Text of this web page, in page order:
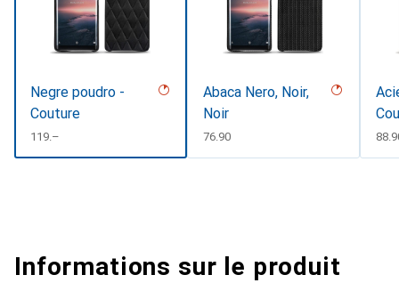
Negre poudro -
Couture
CHF
119.–
Abaca Nero, Noir,
Noir
CHF
76.90 CHF
Informations sur le produit